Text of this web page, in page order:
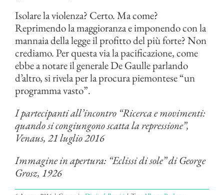
Isolare la violenza? Certo. Ma come?
Reprimendo la maggioranza e imponendo con la
mannaia della legge il profitto del più forte? Non
crediamo. Per questa via la pacificazione, come
ebbe a notare il generale De Gaulle parlando
d’altro, si rivela per la procura piemontese “un
programma vasto”.
I partecipanti all’incontro “Ricerca e movimenti:
quando si congiungono scatta la repressione”,
Venaus, 21 luglio 2016
Immagine in apertura: “Eclissi di sole” di George
Grosz, 1926